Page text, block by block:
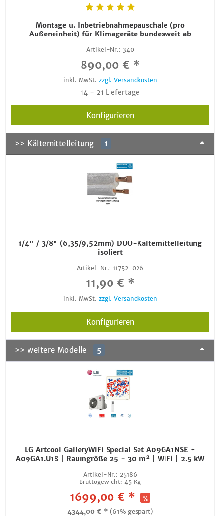
Montage u. Inbetriebnahmepauschale (pro
Außeneinheit) für Klimageräte bundesweit ab
Artikel-Nr.: 340
890,00 € *
inkl. MwSt. zzgl. Versandkosten
14 - 21 Liefertage
Konfigurieren
>> Kältemittelleitung 1
1/4" / 3/8" (6,35/9,52mm) DUO-Kältemittelleitung
isoliert
Artikel-Nr.: 11752-026
11,90 € *
inkl. MwSt. zzgl. Versandkosten
Konfigurieren
>> weitere Modelle 5
LG Artcool GalleryWiFi Special Set A09GA1NSE +
A09GA1.U18 | Raumgröße 25 - 30 m² | WiFi | 2.5 kW
Artikel-Nr.: 25186
Bruttogewicht: 45 Kg
1699,00 € *
4344,00 € * (61% gespart)